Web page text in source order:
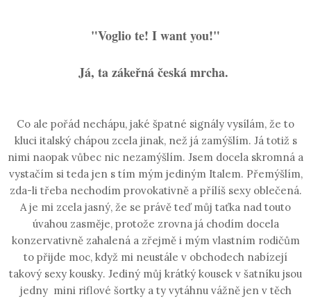
"Voglio te! I want you!"
Já, ta zákeřná česká mrcha.
Co ale pořád nechápu, jaké špatné signály vysílám, že to
kluci italský chápou zcela jinak, než já zamýšlím. Já totiž s
nimi naopak vůbec nic nezamýšlím. Jsem docela skromná a
vystačím si teda jen s tím mým jediným Italem. Přemýšlím,
zda-li třeba nechodím provokativně a přílíš sexy oblečená.
A je mi zcela jasný, že se právě teď můj taťka nad touto
úvahou zasměje, protože zrovna já chodím docela
konzervativně zahalená a zřejmě i mým vlastním rodičům
to přijde moc, když mi neustále v obchodech nabízejí
takový sexy kousky. Jediný můj krátký kousek v šatníku jsou
jedny mini riflové šortky a ty vytáhnu vážně jen v těch